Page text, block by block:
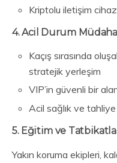
Kriptolu iletişim
4. Acil Durum
Kaçış sırasında
stratejik yerleşim
VIP’in güvenli bir
Acil sağlık ve tahliye
5. Eğitim ve
Yakın koruma ekipleri,